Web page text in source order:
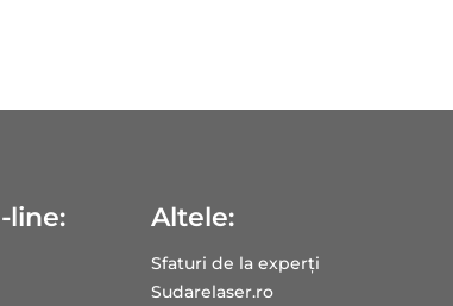
line: Altele:
Sfaturi de la experți
Sudarelaser.ro